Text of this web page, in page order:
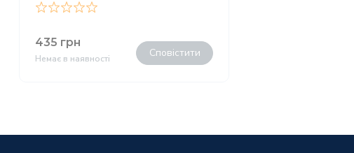
боросилікатне скло,
435 грн
Немає в наявності Сповістити